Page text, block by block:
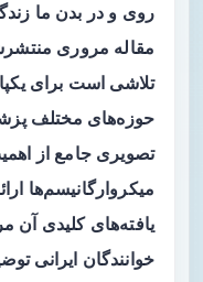
روی و در بدن ما
تلاشی است برای
حوزه‌های مختلف
تصویری جامع از
میکروارگانیسم‌ها
یافته‌های کلیدی آن
خوانندگان ایرانی